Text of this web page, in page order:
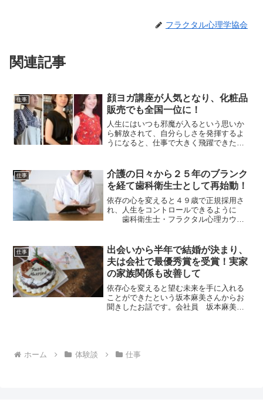
フラクタル心理学協会
関連記事
仕事
顔ヨガ講座が人気となり、化粧品
販売でも全国一位に！
人生にはいつも邪魔が入るという思いか
ら解放されて、自分らしさを発揮するよ
うになると、仕事で大きく飛躍できたと
ンストラクタ
ー 原口
まり子さん ...
仕事
介護の日々から２５年のブランク
を経て歯科衛生士として再始動！
依存の心を変えると４９歳で正規採用さ
れ、人生をコントロールできるように
歯科衛生士・フラクタル心理カウン
ギクシャクし、人生を嘆いていたところ
から、深層意識（＝潜在...
仕事
出会いから半年で結婚が決まり、
夫は会社で最優秀賞を受賞！実家
の家族関係も改善して
依存心を変えると望む未来を手に入れる
ことができたという坂本麻美さんからお
聞きしたお話です。会社員 坂本麻美さ
ホーム
体験談 仕事